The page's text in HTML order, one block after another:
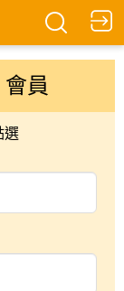
員
選